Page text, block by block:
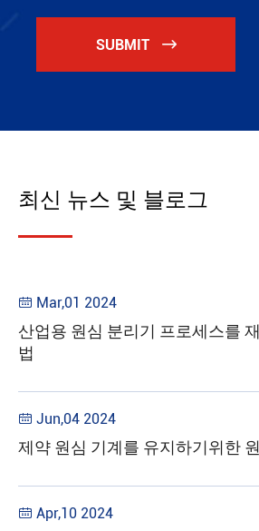
SUBMIT 
최신 뉴스 및 블로그
 Mar,01 2024
산업용 원심 분리기 프로세스를
법
 Jun,04 2024
제약 원심 기계를 유지하기위한
 Apr,10 2024